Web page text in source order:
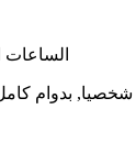
الساعات
شخصيا, بدوام